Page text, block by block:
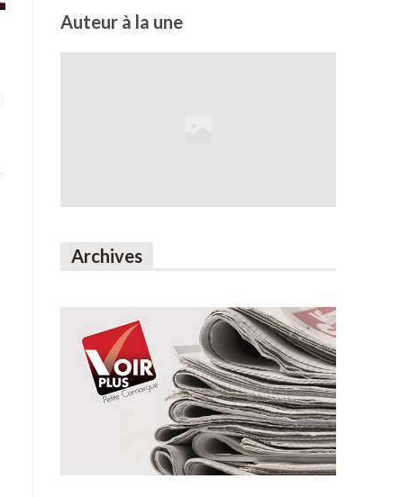
Auteur à la une
Archives